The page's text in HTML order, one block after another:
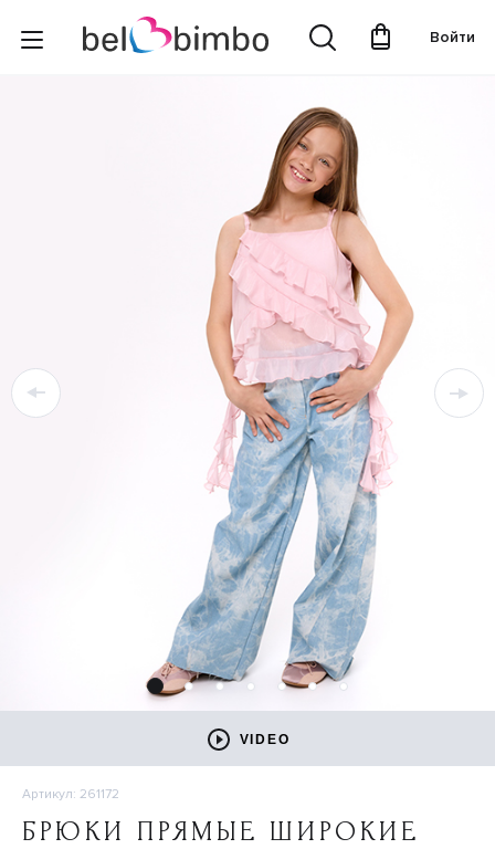
Войти
VIDEO
Артикул: 261172
БРЮКИ ПРЯМЫЕ ШИРОКИЕ